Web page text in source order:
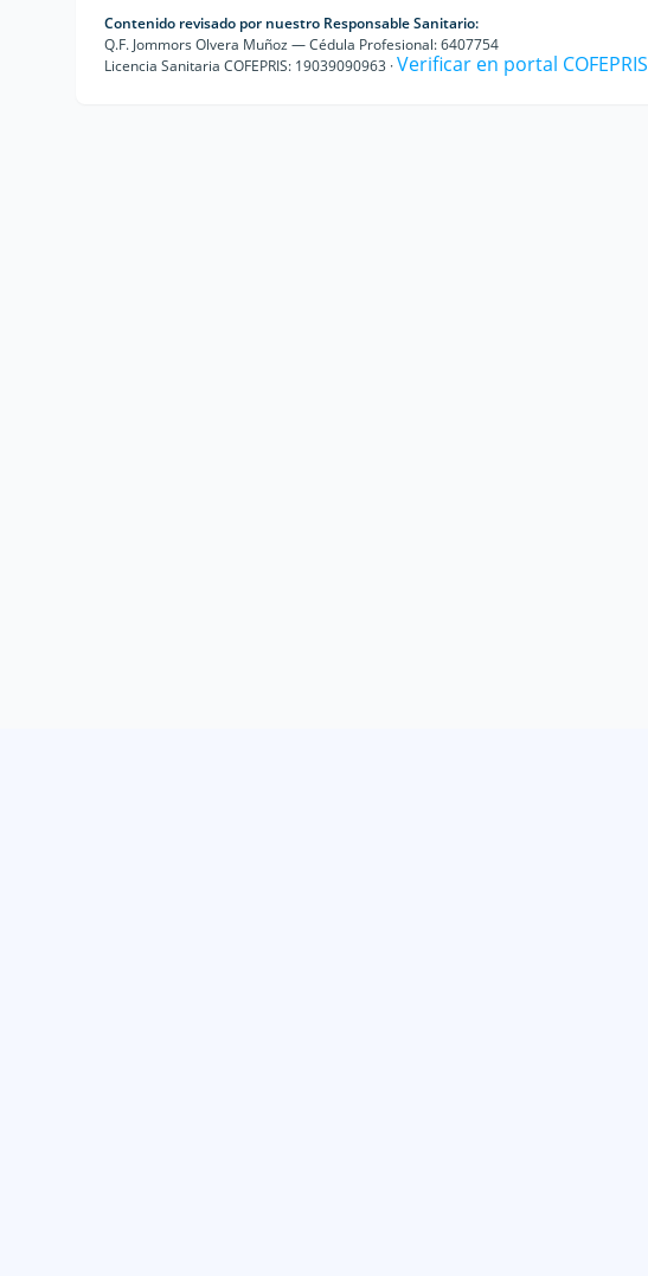
Contenido revisado por nuestro Responsable Sanitario:
Q.F. Jommors Olvera Muñoz — Cédula Profesional: 6407754
Licencia Sanitaria COFEPRIS: 19039090963 ·Verificar en portal COFEPRIS